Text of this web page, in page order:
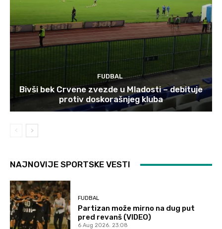
FUDBAL
Bivši bek Crvene zvezde u Mladosti – debituje
protiv doskorašnjeg kluba
NAJNOVIJE SPORTSKE VESTI
FUDBAL
Partizan može mirno na dug put
pred revanš (VIDEO)
6 Aug 2026. 23:08